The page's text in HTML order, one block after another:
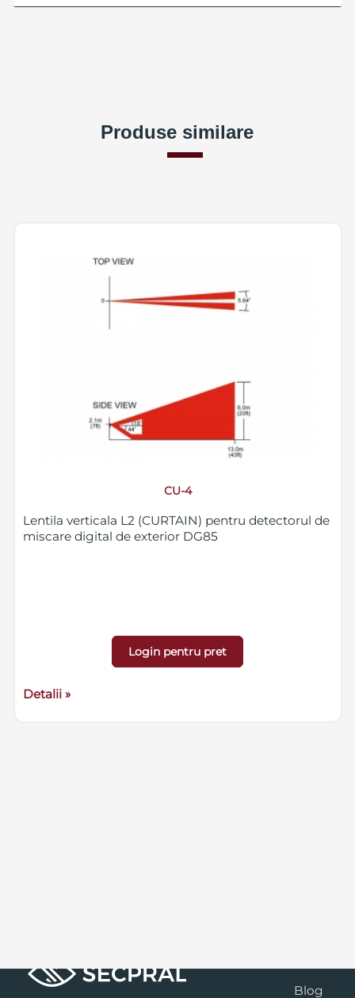
Produse similare
CU-4
Lentila verticala L2 (CURTAIN) pentru detectorul de
miscare digital de exterior DG85
Login pentru pret
Detalii »
Blog